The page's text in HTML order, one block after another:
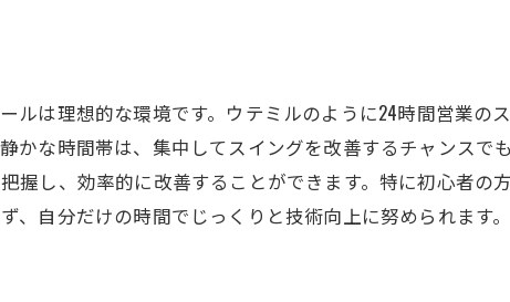
ルは理想的な環境です。ウテミルのように24時間営業の
かな時間帯は、集中してスイングを改善するチャンスで
握し、効率的に改善することができます。特に初心者の
自分だけの時間でじっくりと技術向上に努められます。